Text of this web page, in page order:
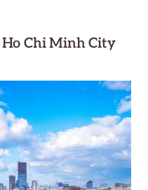
Chi Minh City